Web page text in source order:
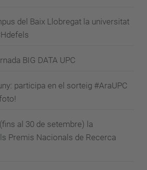
del Baix Llobregat la universitat
BIG DATA UPC
participa en el sorteig #AraUPC
al 30 de setembre) la
Premis Nacionals de Recerca